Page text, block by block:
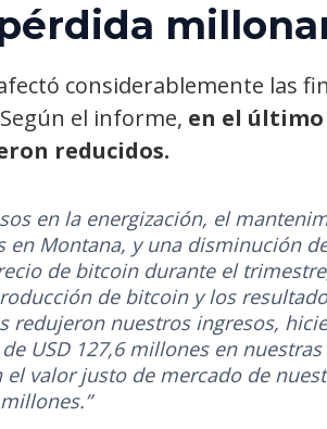
considerablemente las
el informe, en el último
reducidos.
en la energización, el
en Montana, y una disminución
de bitcoin durante el
de bitcoin y los
redujeron nuestros ingresos,
USD 127,6 millones en
el valor justo de mercado de